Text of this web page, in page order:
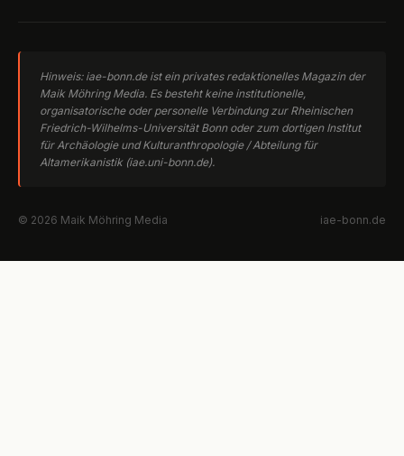
Hinweis: iae-bonn.de ist ein privates redaktionelles Magazin der
Maik Möhring Media. Es besteht keine institutionelle,
organisatorische oder personelle Verbindung zur Rheinischen
Friedrich-Wilhelms-Universität Bonn oder zum dortigen Institut
für Archäologie und Kulturanthropologie / Abteilung für
Altamerikanistik (iae.uni-bonn.de).
© 2026 Maik Möhring Media iae-bonn.de